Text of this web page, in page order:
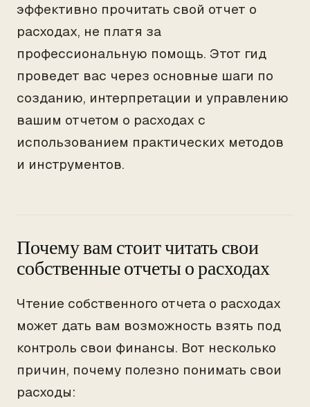
эффективно прочитать свой отчет о
расходах, не платя за
профессиональную помощь. Этот гид
проведет вас через основные шаги по
созданию, интерпретации и управлению
вашим отчетом о расходах с
использованием практических методов
и инструментов.
Почему вам стоит читать свои
собственные отчеты о расходах
Чтение собственного отчета о расходах
может дать вам возможность взять под
контроль свои финансы. Вот несколько
причин, почему полезно понимать свои
расходы: